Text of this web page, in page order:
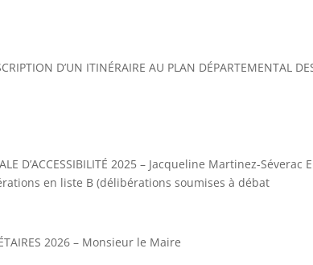
D’UN ITINÉRAIRE AU PLAN DÉPARTEMENTAL
D’ACCESSIBILITÉ 2025 – Jacqueline Martinez-
en liste B (délibérations soumises à débat
2026 – Monsieur le Maire